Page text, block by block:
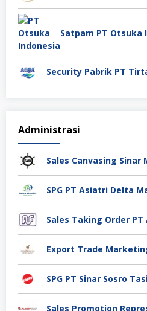
Security Pabrik PT
Administrasi
Sales Canvasing Sinar
SPG PT Asiatri Delta
SPG PT Sinar Sosro